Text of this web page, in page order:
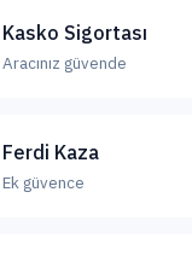
Kasko Sigortası
Aracınız güvende
Ferdi Kaza
Ek güvence